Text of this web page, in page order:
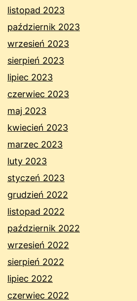
listopad 2023
październik 2023
wrzesień 2023
sierpień 2023
lipiec 2023
czerwiec 2023
maj 2023
kwiecień 2023
marzec 2023
luty 2023
styczeń 2023
grudzień 2022
listopad 2022
październik 2022
wrzesień 2022
sierpień 2022
lipiec 2022
czerwiec 2022